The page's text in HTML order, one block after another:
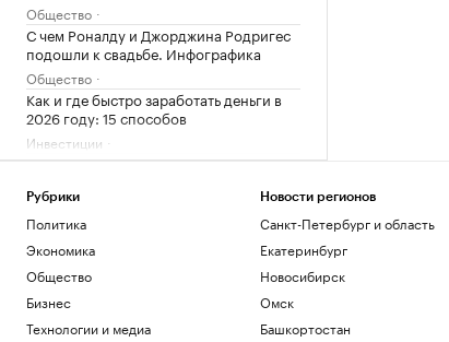
Общество
С чем Роналду и Джорджина Родригес
подошли к свадьбе. Инфографика
Общество
Как и где быстро заработать деньги в
2026 году: 15 способов
Инвестиции
Осенние каникулы у школьников в
зимних
Общество
Ученые нашли неожиданную связь
Подписка на РБК
NYT узнала, какого лидера Кубы ищут
США
Рубрики
Политика
Экономика
Общество
Бизнес
Технологии и медиа
Новости регионов
Санкт-Петербург и область
Екатеринбург
Новосибирск
Омск
Башкортостан